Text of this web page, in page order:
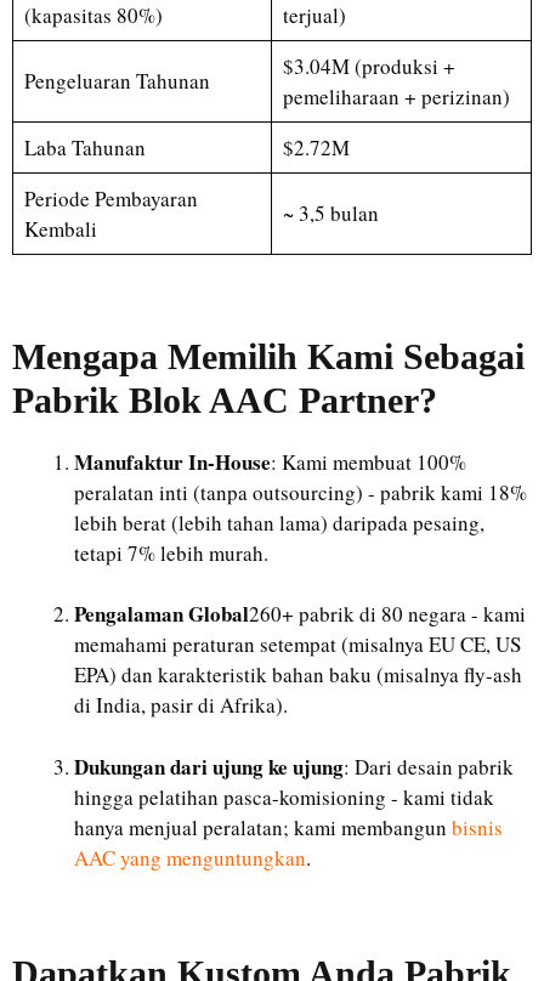
(kapasitas 80%)
terjual)
Pengeluaran Tahunan
$3.04M (produksi +
pemeliharaan + perizinan)
Laba Tahunan
$2.72M
Periode Pembayaran
Kembali
~ 3,5 bulan
Mengapa Memilih Kami Sebagai
Pabrik Blok AAC Partner?
Manufaktur In-House: Kami membuat 100%
peralatan inti (tanpa outsourcing) - pabrik kami 18%
lebih berat (lebih tahan lama) daripada pesaing,
tetapi 7% lebih murah.
Pengalaman Global260+ pabrik di 80 negara - kami
memahami peraturan setempat (misalnya EU CE, US
EPA) dan karakteristik bahan baku (misalnya fly-ash
di India, pasir di Afrika).
Dukungan dari ujung ke ujung: Dari desain pabrik
hingga pelatihan pasca-komisioning - kami tidak
hanya menjual peralatan; kami membangun bisnis
AAC yang menguntungkan.
Italian
Malay